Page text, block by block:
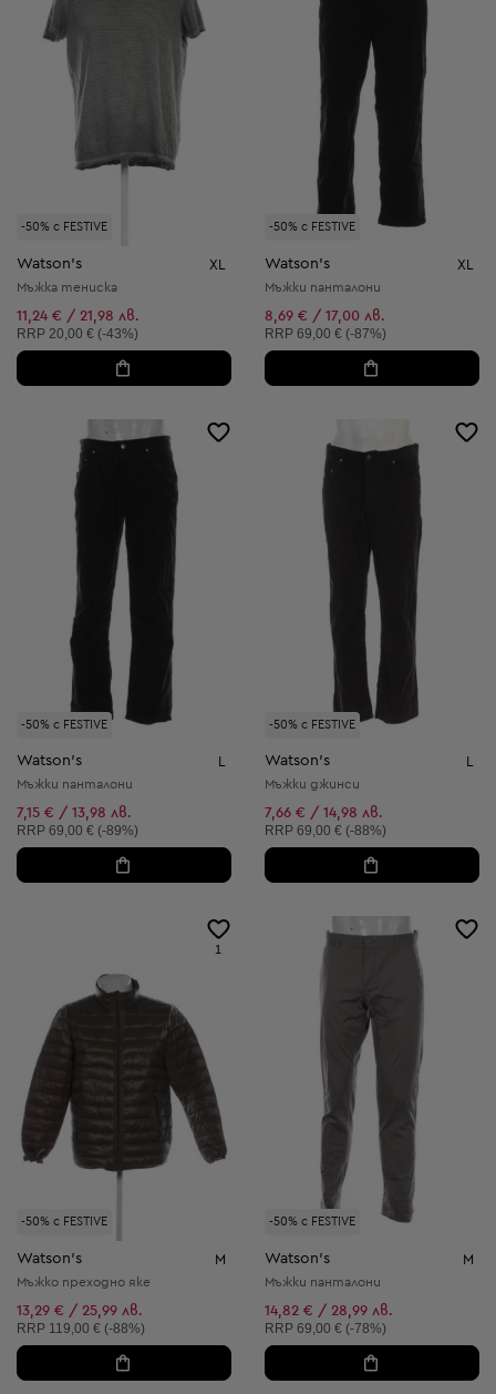
-50% с FESTIVE
Watson's XL
Мъжка тениска
11,24 € / 21,98 лв.
Препоръчителна цена:
RRP 20,00 € (-43%)
-50% с FESTIVE
Watson's XL
Мъжки панталони
8,69 € / 17,00 лв.
Препоръчителна цена:
RRP 69,00 € (-87%)
-50% с FESTIVE
Watson's
Мъжки панталони
7,15 € / 13,98 лв.
Препоръчителна цена:
RRP 69,00 € (-89%)
-50% с FESTIVE
Watson's
Мъжки джинси
7,66 € / 14,98 лв.
Препоръчителна цена:
RRP 69,00 € (-88%)
-50% с FESTIVE
1
Watson's M
Мъжко преходно яке
13,29 € / 25,99 лв.
Препоръчителна цена:
RRP 119,00 € (-88%)
-50% с FESTIVE
Watson's M
Мъжки панталони
14,82 € / 28,99 лв.
Препоръчителна цена:
RRP 69,00 € (-78%)